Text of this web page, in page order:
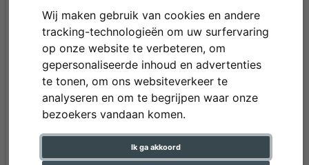
Wij maken gebruik van cookies en andere
tracking-technologieën om uw surfervaring
op onze website te verbeteren, om
gepersonaliseerde inhoud en advertenties
te tonen, om ons websiteverkeer te
analyseren en om te begrijpen waar onze
bezoekers vandaan komen.
Ik ga akkoord
Brandwerende kaders
Collage fotokaders
Fotokaders
Multi fotokaders voor
meerdere foto's
GameFrame
Grote kaders XL
Houten kaders
Klikkaders
Aansluitklemmen
Puzzelkaders
Randloze wissellijsten
Ovale & ronde kaders
Baklijsten
Vitrines
Acryl fotokaders
Kaders voor t-shirts en
truien
Vintage & Shabby Chic
Kaders voor LP